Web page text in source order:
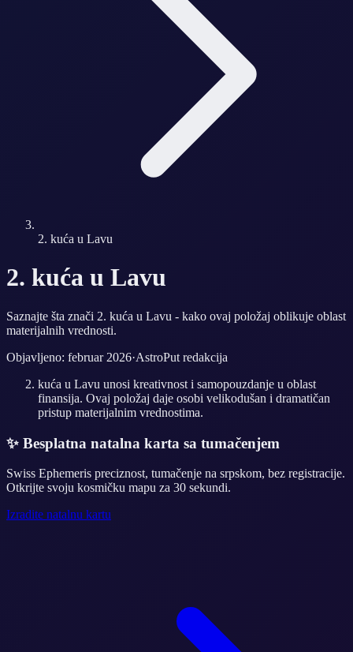
2. kuća u Lavu
2. kuća u Lavu
Saznajte šta znači 2. kuća u Lavu - kako ovaj položaj oblikuje oblast
materijalnih vrednosti.
Objavljeno: februar 2026·AstroPut redakcija
kuća u Lavu unosi kreativnost i samopouzdanje u oblast
finansija. Ovaj položaj daje osobi velikodušan i dramatičan
pristup materijalnim vrednostima.
✨ Besplatna natalna karta sa tumačenjem
Swiss Ephemeris preciznost, tumačenje na srpskom, bez registracije.
Otkrijte svoju kosmičku mapu za 30 sekundi.
Izradite natalnu kartu